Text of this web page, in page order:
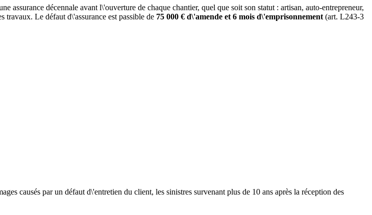
assurance décennale avant l\'ouverture de chaque chantier, quel que soit son statut : artisan, auto-entrepreneur,
travaux. Le défaut d\'assurance est passible de 75 000 € d\'amende et 6 mois d\'emprisonnement (art. L243-3
causés par un défaut d\'entretien du client, les sinistres survenant plus de 10 ans après la réception des